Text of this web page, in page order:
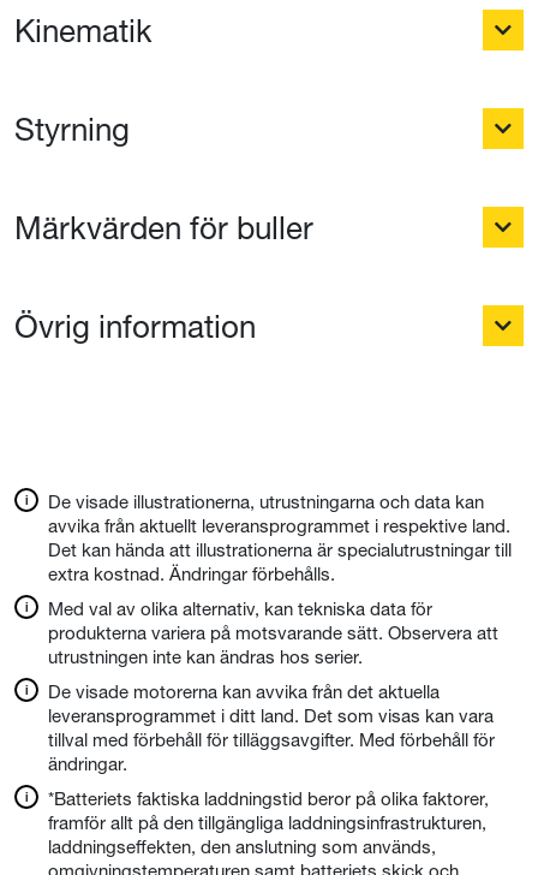
Kinematik
Styrning
Märkvärden för buller
Övrig information
De visade illustrationerna, utrustningarna och data kan
avvika från aktuellt leveransprogrammet i respektive land.
Det kan hända att illustrationerna är specialutrustningar till
extra kostnad. Ändringar förbehålls.
Med val av olika alternativ, kan tekniska data för
produkterna variera på motsvarande sätt. Observera att
utrustningen inte kan ändras hos serier.
De visade motorerna kan avvika från det aktuella
leveransprogrammet i ditt land. Det som visas kan vara
tillval med förbehåll för tilläggsavgifter. Med förbehåll för
ändringar.
*Batteriets faktiska laddningstid beror på olika faktorer,
framför allt på den tillgängliga laddningsinfrastrukturen,
laddningseffekten, den anslutning som används,